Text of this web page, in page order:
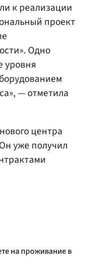
к реализации
проект
Одно
уровня
— отметила
центра
уже получил
на проживание в